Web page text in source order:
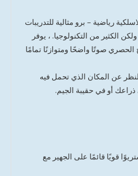
رياضية – برو مثالية للتدريبات
الكثير من التكنولوجيا. ، يوفر
صوتًا واضحًا ومتوازنًا تمامًا
عن المكان الذي تحمل فيه
أو في حقيبة الجيم.
قويًا قائمًا على الجهير مع